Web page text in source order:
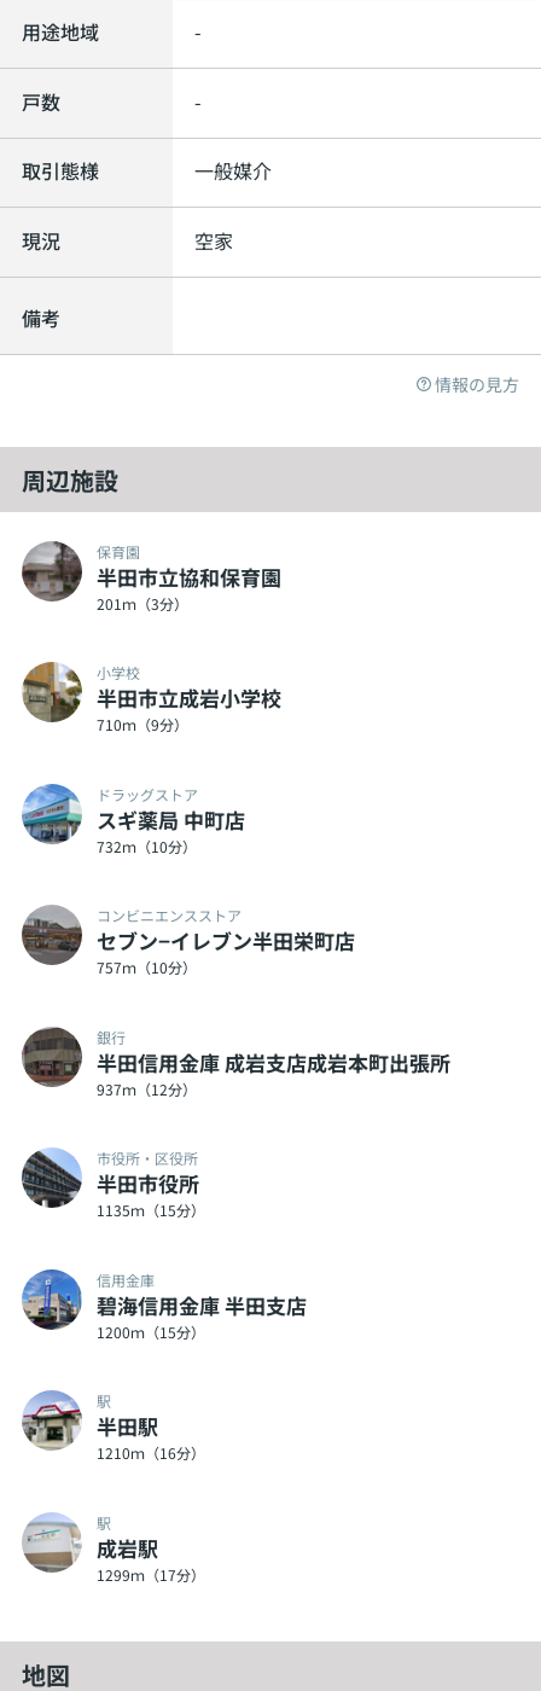
用途地域 -
戸数 -
取引態様 一般媒介
現況 空家
備考
情報の見方
周辺施設
保育園
半田市立協和保育園
201ｍ（3分）
小学校
半田市立成岩小学校
710ｍ（9分）
ドラッグストア
スギ薬局 中町店
732ｍ（10分）
コンビニエンスストア
セブン−イレブン半田栄町店
757ｍ（10分）
銀行
半田信用金庫 成岩支店成岩本町出張所
937ｍ（12分）
市役所・区役所
半田市役所
1135ｍ（15分）
信用金庫
碧海信用金庫 半田支店
1200ｍ（15分）
駅
半田駅
1210ｍ（16分）
駅
成岩駅
1299ｍ（17分）
地図